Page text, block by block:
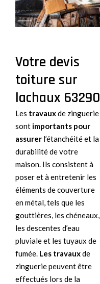
Votre devis
toiture sur
lachaux 63290
Les travauxde zinguerie
sont importants pour
assurer l’étanchéité et la
durabilité de votre
maison. Ils consistent à
poser et à entretenir les
éléments de couverture
en métal, tels que les
gouttières, les chéneaux,
les descentes d’eau
pluviale et les tuyaux de
fumée. Les travauxde
zinguerie peuvent être
effectués lors de la